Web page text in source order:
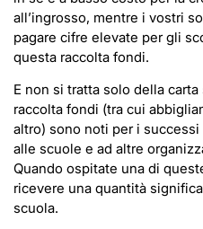
all’ingrosso, mentre i vostri
pagare cifre elevate per gli
questa raccolta fondi.
E non si tratta solo della
raccolta fondi (tra cui
altro) sono noti per i
alle scuole e ad altre
Quando ospitate una di
ricevere una quantità
scuola.